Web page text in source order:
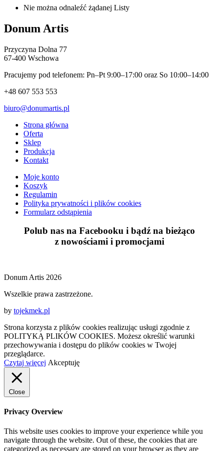
Nie można odnaleźć żądanej Listy
Donum Artis
Przyczyna Dolna 77
67-400 Wschowa
Pracujemy pod telefonem: Pn–Pt 9:00–17:00 oraz So 10:00–14:00
+48 607 553 553
biuro@donumartis.pl
Strona główna
Oferta
Sklep
Produkcja
Kontakt
Moje konto
Koszyk
Regulamin
Polityka prywatności i plików cookies
Formularz odstąpienia
Polub nas na Facebooku i bądź na bieżąco
z nowościami i promocjami
Donum Artis 2026
Wszelkie prawa zastrzeżone.
by tojekmek.pl
Strona korzysta z plików cookies realizując usługi zgodnie z
POLITYKĄ PLIKÓW COOKIES. Możesz określić warunki
przechowywania i dostępu do plików cookies w Twojej
przeglądarce.
Czytaj więcej Akceptuję
Close
Privacy Overview
This website uses cookies to improve your experience while you
navigate through the website. Out of these, the cookies that are
categorized as necessary are stored on your browser as they are